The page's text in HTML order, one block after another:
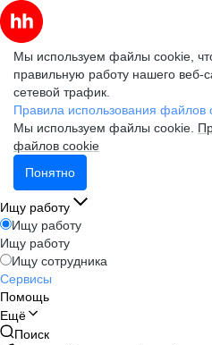
Мы используем файлы cookie,
правильную работу нашего веб-
сетевой трафик.
Правила использования файлов
Мы используем файлы cookie.
файлов cookie
Понятно
Ищу работу
Ищу работу
Ищу работу
Ищу сотрудника
Сервисы
Помощь
Ещё
Поиск